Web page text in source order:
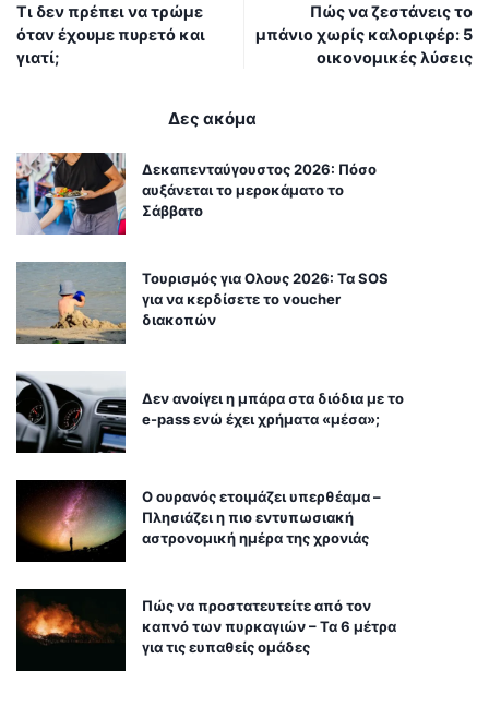
Τι δεν πρέπει να τρώμε
όταν έχουμε πυρετό και
γιατί;
Πώς να ζεστάνεις το
μπάνιο χωρίς καλοριφέρ: 5
οικονομικές λύσεις
Δες ακόμα
Δεκαπενταύγουστος 2026: Πόσο
αυξάνεται το μεροκάματο το
Σάββατο
Τουρισμός για Ολους 2026: Τα SOS
για να κερδίσετε το voucher
διακοπών
Δεν ανοίγει η μπάρα στα διόδια με το
e-pass ενώ έχει χρήματα «μέσα»;
Ο ουρανός ετοιμάζει υπερθέαμα –
Πλησιάζει η πιο εντυπωσιακή
αστρονομική ημέρα της χρονιάς
Πώς να προστατευτείτε από τον
καπνό των πυρκαγιών – Τα 6 μέτρα
για τις ευπαθείς ομάδες